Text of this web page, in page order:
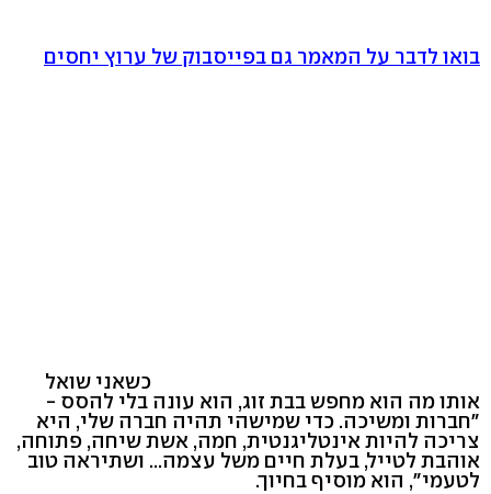
בואו לדבר על המאמר גם בפייסבוק של ערוץ יחסים
כשאני שואל
אותו מה הוא מחפש בבת זוג, הוא עונה בלי להסס -
"חברות ומשיכה. כדי שמישהי תהיה חברה שלי, היא
צריכה להיות אינטליגנטית, חמה, אשת שיחה, פתוחה,
אוהבת לטייל, בעלת חיים משל עצמה... ושתיראה טוב
לטעמי", הוא מוסיף בחיוך.